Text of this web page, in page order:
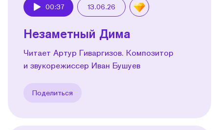
00:37 13.06.26
Незаметный Дима
Читает Артур Гиваргизов. Композитор
и звукорежиссер Иван Бушуев
Поделиться